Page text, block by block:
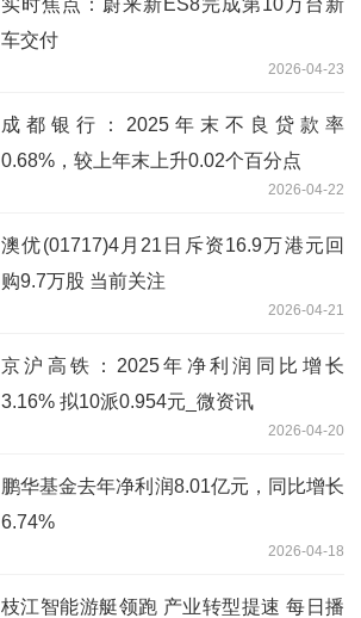
车交付
2026-04-23
成都银行：2025年末不良贷款率
0.68%，较上年末上升0.02个百分点
2026-04-22
澳优(01717)4月21日斥资16.9万港元回
购9.7万股 当前关注
2026-04-21
京沪高铁：2025年净利润同比增长
3.16% 拟10派0.954元_微资讯
2026-04-20
鹏华基金去年净利润8.01亿元，同比增长
6.74%
2026-04-18
枝江智能游艇领跑 产业转型提速 每日播